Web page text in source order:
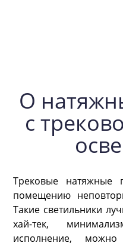
О
с
Трековые натяжные
помещению
Такие светильники
хай-тек,
исполнение,